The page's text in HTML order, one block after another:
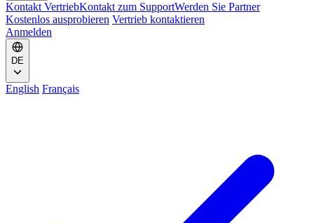
Kontakt VertriebKontakt zum SupportWerden Sie Partner
Kostenlos ausprobieren Vertrieb kontaktieren
Anmelden
DE
English Français